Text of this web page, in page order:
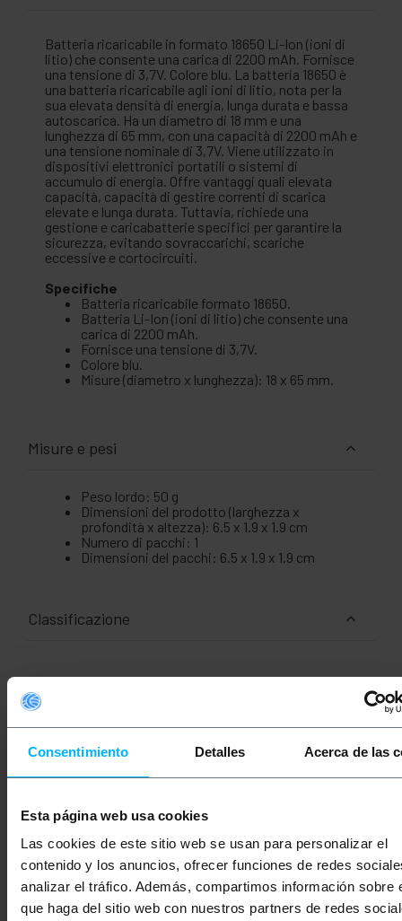
Consentimiento Detalles Acerca de las
Esta página web usa cookies
Las cookies de este sitio web se usan para personalizar el
contenido y los anuncios, ofrecer funciones de redes
analizar el tráfico. Además, compartimos información sobre
que haga del sitio web con nuestros partners de redes
Batteria ricaricabile in formato 18650 Li-Ion (ioni di
litio) che consente una carica di 2200 mAh. Fornisce
una tensione di 3,7V. Colore blu. La batteria 18650 è
una batteria ricaricabile agli ioni di litio, nota per la
sua elevata densità di energia, lunga durata e bassa
autoscarica. Ha un diametro di 18 mm e una
lunghezza di 65 mm, con una capacità di 2200 mAh e
una tensione nominale di 3,7V. Viene utilizzato in
dispositivi elettronici portatili o sistemi di
accumulo di energia. Offre vantaggi quali elevata
capacità, capacità di gestire correnti di scarica
elevate e lunga durata. Tuttavia, richiede una
gestione e caricabatterie specifici per garantire la
sicurezza, evitando sovraccarichi, scariche
eccessive e cortocircuiti.
Specifiche
Batteria ricaricabile formato 18650.
Batteria Li-Ion (ioni di litio) che consente una
carica di 2200 mAh.
Fornisce una tensione di 3,7V.
Colore blu.
Misure (diametro x lunghezza): 18 x 65 mm.
Misure e pesi
Peso lordo: 50 g
Dimensioni del prodotto (larghezza x
profondità x altezza): 6.5 x 1.9 x 1.9 cm
Numero di pacchi: 1
Dimensioni del pacchi: 6.5 x 1.9 x 1.9 cm
Classificazione
Videos